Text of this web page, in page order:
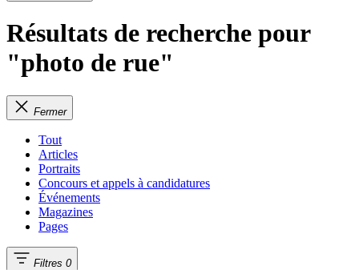
Résultats de recherche pour
"photo de rue"
Fermer
Tout
Articles
Portraits
Concours et appels à candidatures
Événements
Magazines
Pages
Filtres 0